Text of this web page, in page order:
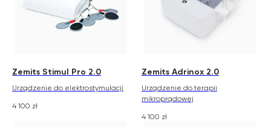
Zemits Stimul Pro 2.0
Urządzenie do elektrostymulacji
4 100 zł
Zemits Adrinox 2.0
Urządzenie do terapii
mikroprądowej
4 100 zł
zemits.eu
Zemits
a-esthetic.co.uk
Marketplaces